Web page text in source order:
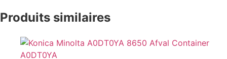
Produits similaires